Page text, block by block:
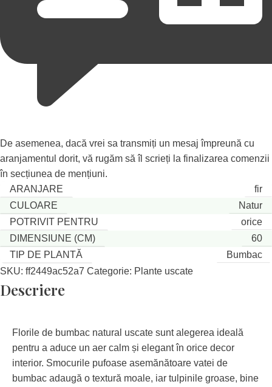
De asemenea, dacă vrei sa transmiți un mesaj împreună cu
aranjamentul dorit, vă rugăm să îl scrieți la finalizarea comenzii
în secțiunea de mențiuni.
ARANJARE
fir
CULOARE
Natur
POTRIVIT PENTRU
orice
DIMENSIUNE (CM)
60
TIP DE PLANTĂ
Bumbac
SKU: ff2449ac52a7 Categorie: Plante uscate
Descriere
Florile de bumbac natural uscate sunt alegerea ideală
pentru a aduce un aer calm și elegant în orice decor
interior. Smocurile pufoase asemănătoare vatei de
bumbac adaugă o textură moale, iar tulpinile groase, bine